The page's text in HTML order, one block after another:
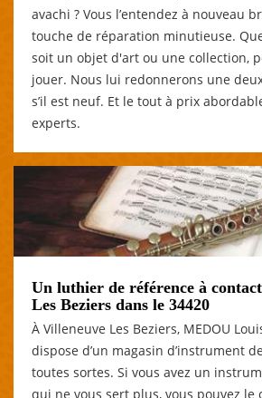
avachi ? Vous l’entendez à nouveau
touche de réparation minutieuse.
soit un objet d'art ou une collection,
jouer. Nous lui redonnerons une
s’il est neuf. Et le tout à prix
experts.
Un luthier de référence à
Les Beziers dans le 34420
À Villeneuve Les Beziers, MEDOU
dispose d’un magasin d’instrument
toutes sortes. Si vous avez un
qui ne vous sert plus, vous pouvez le